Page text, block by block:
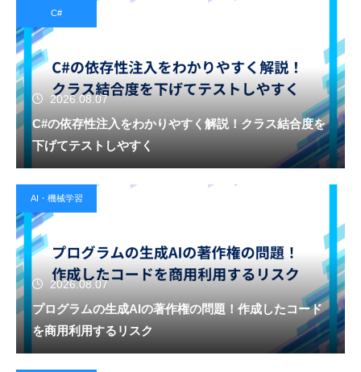
C#
2026.08.07
C#の依存性注入をわかりやすく解説！クラス結合度を
下げてテストしやすく
AI・機械学習
2026.08.07
プログラムの生成AIの著作権の問題！作成したコード
を商用利用するリスク